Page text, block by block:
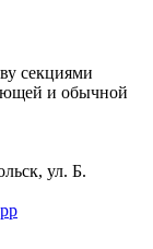
секциями
и обычной
ул. Б.